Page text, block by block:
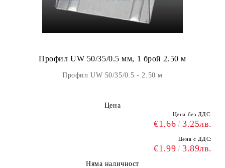
Профил UW 50/35/0.5 мм, 1 брой 2.50 м
Профил UW 50/35/0.5 - 2.50 м
Цена
Цена без ДДС:
€1.66 3.25лв.
Цена с ДДС:
€1.99 3.89лв.
Няма наличност